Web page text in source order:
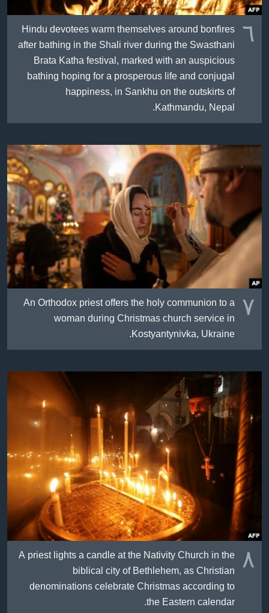
٦ Hindu devotees warm themselves around bonfires
after bathing in the Shali river during the Swasthani
Brata Katha festival, marked with an auspicious
bathing hoping for a prosperous life and conjugal
happiness, in Sankhu on the outskirts of
Kathmandu, Nepal.
٧ An Orthodox priest offers the holy communion to a
woman during Christmas church service in
Kostyantynivka, Ukraine.
٨ A priest lights a candle at the Nativity Church in the
biblical city of Bethlehem, as Christian
denominations celebrate Christmas according to
the Eastern calendar.